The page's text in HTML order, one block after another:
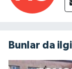
Bunlar da